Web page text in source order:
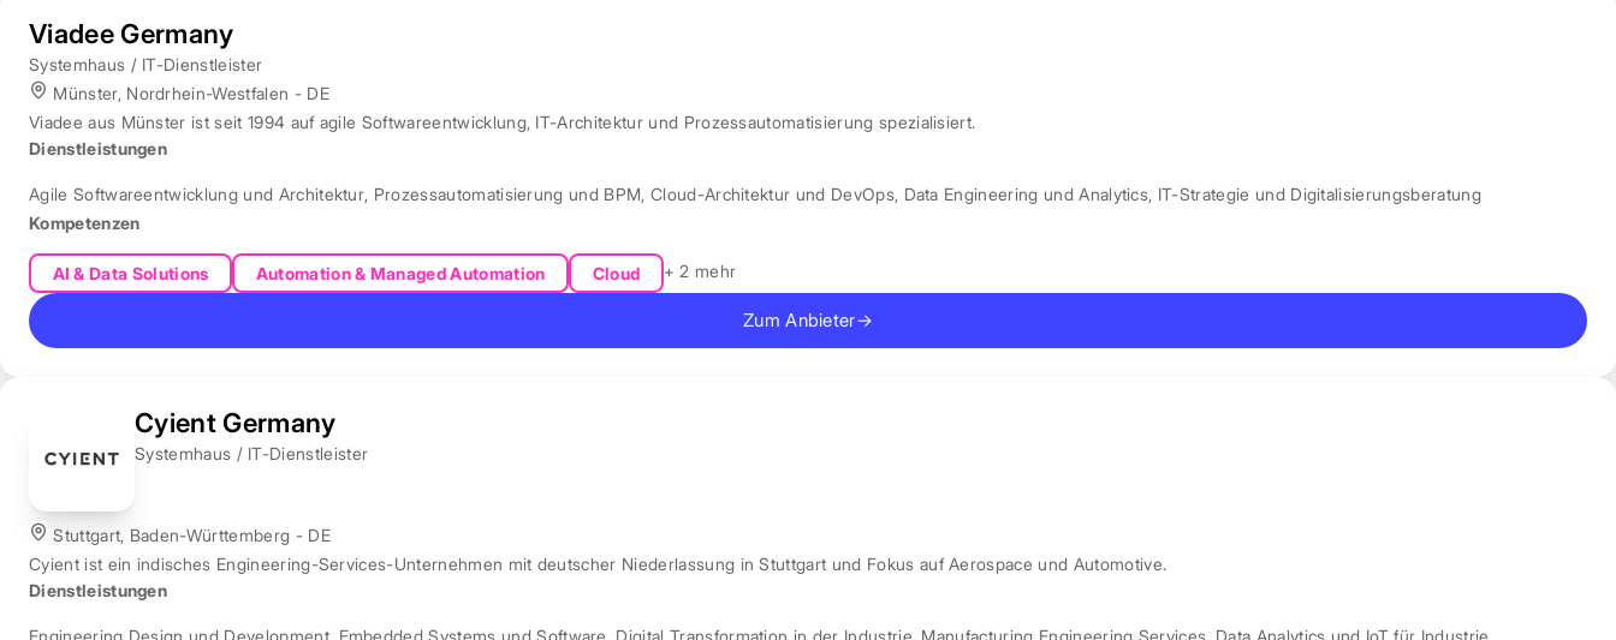
Viadee Germany
Systemhaus / IT-Dienstleister
Münster, Nordrhein-Westfalen - DE
Viadee aus Münster ist seit 1994 auf agile Softwareentwicklung, IT-Architektur und Prozessautomatisierung spezialisiert.
Dienstleistungen
Agile Softwareentwicklung und Architektur, Prozessautomatisierung und BPM, Cloud-Architektur und DevOps, Data Engineering und Analytics, IT-Strategie und Digitalisierungsberatung
Kompetenzen
AI & Data Solutions Automation & Managed Automation Cloud + 2 mehr
Zum Anbieter→
Cyient Germany
Systemhaus / IT-Dienstleister
Stuttgart, Baden-Württemberg - DE
Cyient ist ein indisches Engineering-Services-Unternehmen mit deutscher Niederlassung in Stuttgart und Fokus auf Aerospace und Automotive.
Dienstleistungen
Engineering Design und Development, Embedded Systems und Software, Digital Transformation in der Industrie, Manufacturing Engineering Services, Data Analytics und IoT für Industrie